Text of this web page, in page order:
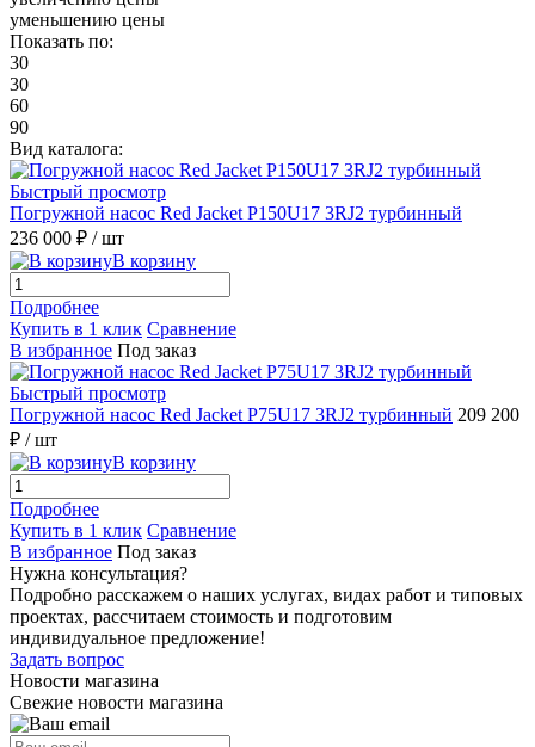
уменьшению цены
Показать по:
30
30
60
90
Вид каталога:
Быстрый просмотр
Погружной насос Red Jacket P150U17 3RJ2 турбинный
236 000 ₽ / шт
В корзину
Подробнее
Купить в 1 клик Сравнение
В избранное Под заказ
Быстрый просмотр
Погружной насос Red Jacket P75U17 3RJ2 турбинный 209 200
₽ / шт
В корзину
Подробнее
Купить в 1 клик Сравнение
В избранное Под заказ
Нужна консультация?
Подробно расскажем о наших услугах, видах работ и типовых
проектах, рассчитаем стоимость и подготовим
индивидуальное предложение!
Задать вопрос
Новости магазина
Свежие новости магазина